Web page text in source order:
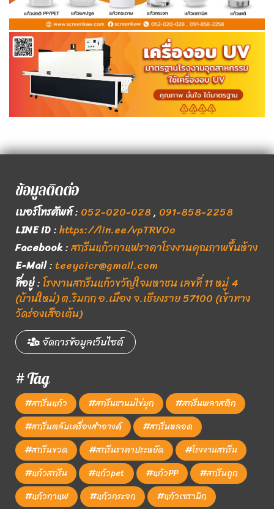
ข้อมูลติดต่อ
เบอร์โทรศัพท์: 052-020-028, 091-858-2258
LINE ID:https://lin.ee/vpTRVOo
Facebook:สกรีนแก้วกาแฟราคาโรงงานคุณภาพขึ้นห้าง
E-Mail:teeyaicr@gmail.com
ที่อยู่:โรงงานสกรีนแก้วขวัญใจมหาชน เลขที่ 11 หมู่ 4
(บ้านใหม่) ต.ริมกก อ.เมือง จ.เชียงราย 57100 (เข้าทาง
วัดร่องเสือเต้น)
จัดการข้อมูลเว็บไซต์
# Tag
#สกรีนแก้ว #สกรีนชานมไข่มุก
#สกรีนพลาสติก
#สกรีนตลับเครื่องสำอางค์
#สกรีนหลอด
#สกรีนขวด
#สกรีนราคาประหยัด
#โรงงานสกรีน
#แก้วสกรีน
#แก้วpet #แก้วPP
#สกรีนถูก
#แก้วกาแฟ
#แก้วกระจก #แก้วเซรามิก